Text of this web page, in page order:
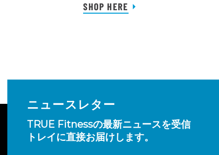
SHOP HERE
ニュースレター
TRUE Fitnessの最新ニュースを受信
トレイに直接お届けします。